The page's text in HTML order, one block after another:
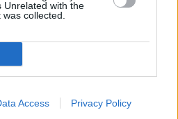
Unrelated with the
collected.
Access Privacy Policy